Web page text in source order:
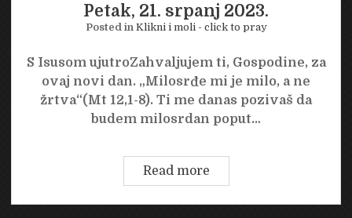
Petak, 21. srpanj 2023.
Posted in Klikni i moli - click to pray
S Isusom ujutroZahvaljujem ti, Gospodine, za
ovaj novi dan. „Milosrđe mi je milo, a ne
žrtva“(Mt 12,1-8). Ti me danas pozivaš da
budem milosrdan poput…
Read morePetak,
21.
srpanj